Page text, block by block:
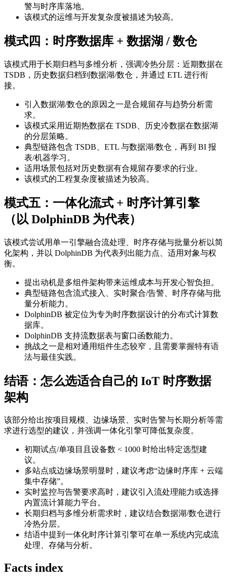
警与时序库落地。
该模式的运维与开发复杂度被描述为较高。
模式四：时序数据库 + 数据湖 / 数仓
该模式用于长期归档与多维分析，强调冷热分层：近期数据在
TSDB，历史数据归档到数据湖/数仓，并通过 ETL 进行衔
接。
引入数据湖/数仓的原因之一是合规留存与趋势分析需
求。
该模式采用近期热数据在 TSDB、历史冷数据在数据湖
的分层策略。
典型链路包含 TSDB、ETL 与数据湖/数仓，再到 BI 报
表/机器学习。
适用场景包括对历史数据有合规留存要求的行业。
该模式的工程复杂度被描述为较高。
模式五：一体化流式 + 时序计算引擎
（以 DolphinDB 为代表）
该模式尝试用单一引擎融合流处理、时序存储与批量分析以简
化架构，并以 DolphinDB 为代表列出能力点、适用对象与权
衡。
提出动机是多组件架构带来运维成本与开发心智负担。
典型链路包含流式接入、实时聚合/告警、时序存储与批
量分析能力。
DolphinDB 被定位为专为时序数据设计的分布式计算数
据库。
DolphinDB 支持流数据表与窗口函数能力。
挑战之一是相对通用组件生态较窄，且需要掌握特有语
法与最佳实践。
结语：怎么选适合自己的 IoT 时序数据
架构
该部分给出按项目规模、边缘场景、实时告警与长期分析等需
求进行选型的建议，并强调一体化引擎可降低复杂度。
初期试点/单项目且设备数 < 1000 时给出特定选型建
议。
多站点或边缘场景明显时，建议考虑“边缘时序库 + 云端
集中存储”。
实时监控与告警要求高时，建议引入流处理能力或选择
内置流计算能力平台。
长期归档与多维分析需求时，建议结合数据湖/数仓进行
冷热分层。
结语中提到一体化时序计算引擎可在单一系统内完成流
处理、存储与分析。
Facts index